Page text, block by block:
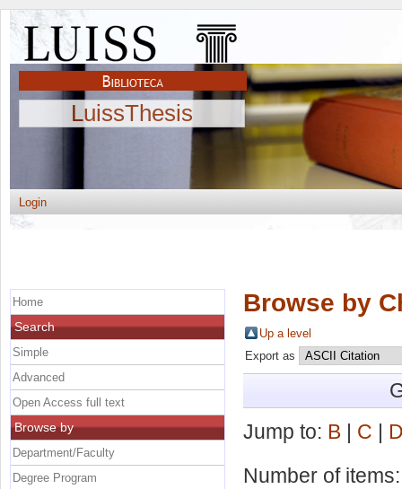
LuissThesis
Login
Browse by
Up a level
Export as
Jump to: B C
Number of
Home
Search
Simple
Advanced
Open Access full text
Browse by
Department/Faculty
Degree Program